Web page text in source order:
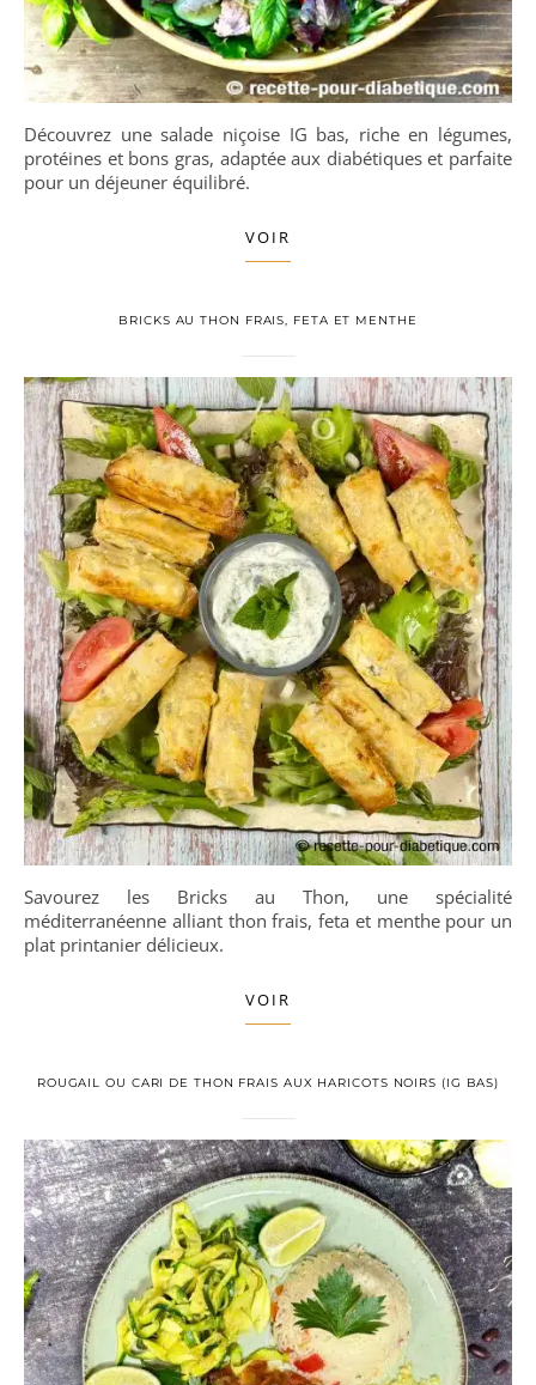
Découvrez une salade niçoise IG bas, riche en légumes,
protéines et bons gras, adaptée aux diabétiques et parfaite
pour un déjeuner équilibré.
VOIR
BRICKS AU THON FRAIS, FETA ET MENTHE
Savourez les Bricks au Thon, une spécialité
méditerranéenne alliant thon frais, feta et menthe pour un
plat printanier délicieux.
VOIR
ROUGAIL OU CARI DE THON FRAIS AUX HARICOTS NOIRS (IG BAS)